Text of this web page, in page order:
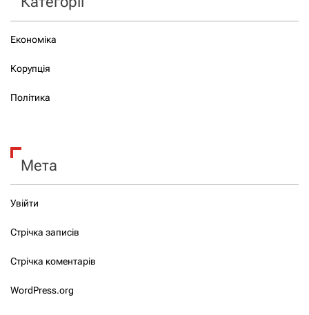
Економіка
Корупція
Політика
Мета
Увійти
Стрічка записів
Стрічка коментарів
WordPress.org